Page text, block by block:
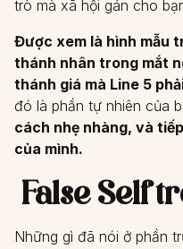
trò mà xã hội gán cho
Được xem là hình mẫu
thánh nhân trong mắt
thánh giá mà Line 5
đó là phần tự nhiên của
cách nhẹ nhàng, và
của mình.
False Self
Những gì đã nói ở phần